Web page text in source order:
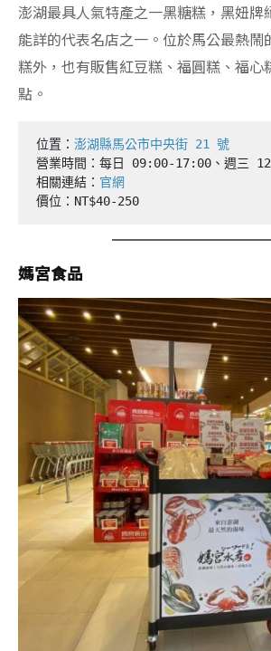
澎湖最具人氣特產之一黑糖糕，黑妞牌
能詳的代表名店之一。位於馬公最熱鬧
糕外，也有販售紅豆糕、福圓糕、福心
點。
位置： 澎湖縣馬公市中央街 21 號
營業時間：每日 09:00-17:00、週三
相關連結： 官網
價位：NT$40-250
媽宮食品